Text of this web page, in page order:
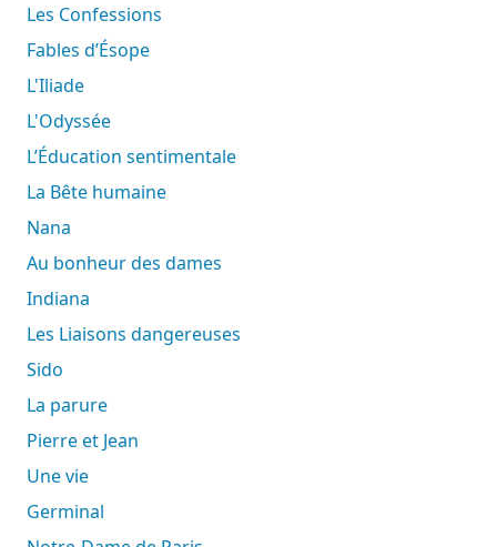
Les Confessions
Fables d’Ésope
L'Iliade
L'Odyssée
L’Éducation sentimentale
La Bête humaine
Nana
Au bonheur des dames
Indiana
Les Liaisons dangereuses
Sido
La parure
Pierre et Jean
Une vie
Germinal